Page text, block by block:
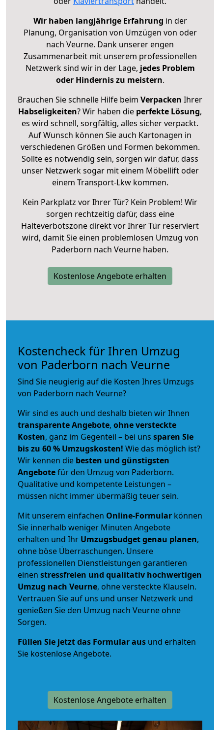
Wir haben langjährige Erfahrung in der
Planung, Organisation von Umzügen von oder
nach Veurne. Dank unserer engen
Zusammenarbeit mit unserem professionellen
Netzwerk sind wir in der Lage, jedes Problem
oder Hindernis zu meistern.
Brauchen Sie schnelle Hilfe beim Verpacken Ihrer
Habseligkeiten? Wir haben die perfekte Lösung,
es wird schnell, sorgfältig, alles sicher verpackt.
Auf Wunsch können Sie auch Kartonagen in
verschiedenen Größen und Formen bekommen.
Sollte es notwendig sein, sorgen wir dafür, dass
unser Netzwerk sogar mit einem Möbellift oder
einem Transport-Lkw kommen.
Kein Parkplatz vor Ihrer Tür? Kein Problem! Wir
sorgen rechtzeitig dafür, dass eine
Halteverbotszone direkt vor Ihrer Tür reserviert
wird, damit Sie einen problemlosen Umzug von
Paderborn nach Veurne haben.
Kostenlose Angebote erhalten
Kostencheck für Ihren Umzug
von Paderborn nach Veurne
Sind Sie neugierig auf die Kosten Ihres Umzugs
von Paderborn nach Veurne?
Wir sind es auch und deshalb bieten wir Ihnen
transparente Angebote, ohne versteckte
Kosten, ganz im Gegenteil – bei uns sparen Sie
bis zu 60 % Umzugskosten! Wie das möglich ist?
Wir kennen die besten und günstigsten
Angebotefür den Umzug von Paderborn.
Qualitative und kompetente Leistungen –
müssen nicht immer übermäßig teuer sein.
Mit unserem einfachen Online-Formular können
Sie innerhalb weniger Minuten Angebote
erhalten und Ihr Umzugsbudgetgenau planen,
ohne böse Überraschungen. Unsere
professionellen Dienstleistungen garantieren
einen stressfreien und qualitativ hochwertigen
Umzug nach Veurne, ohne versteckte Klauseln.
Vertrauen Sie auf uns und unser Netzwerk und
genießen Sie den Umzug nach Veurne ohne
Sorgen.
Füllen Sie jetzt das Formular aus und erhalten
Sie kostenlose Angebote.
Kostenlose Angebote erhalten